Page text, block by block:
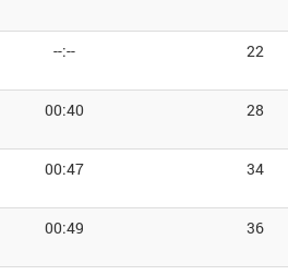
--:-- 22
00:40 28
00:47 34
00:49 36